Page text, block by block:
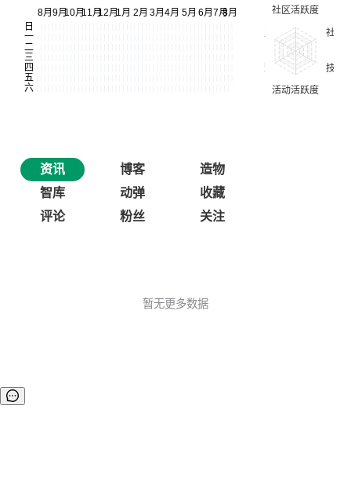
资讯 博客
造物
智库
动弹
收藏
评论
粉丝 关注
暂无更多数据